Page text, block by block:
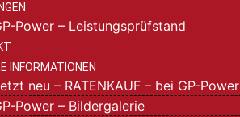
Power – Leistungsprüfstand
INFORMATIONEN
neu – RATENKAUF – bei GP-Power
Power – Bildergalerie